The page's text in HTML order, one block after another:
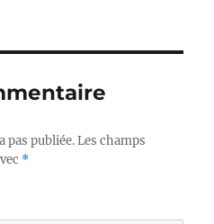
pas publiée. Les champs
*